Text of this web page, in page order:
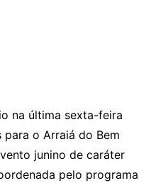
na última sexta-feira
o Arraiá do Bem
junino de caráter
pelo programa